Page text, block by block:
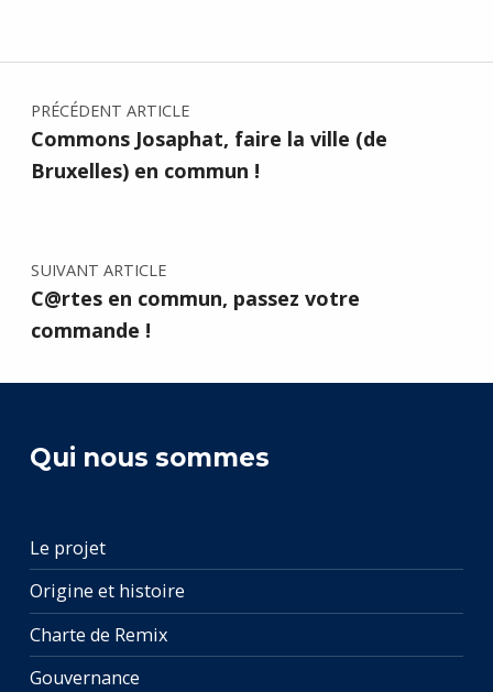
Navigation de l’article
PRÉCÉDENT ARTICLE
Commons Josaphat, faire la ville (de
Bruxelles) en commun !
SUIVANT ARTICLE
C@rtes en commun, passez votre
commande !
Qui nous sommes
Le projet
Origine et histoire
Charte de Remix
Gouvernance